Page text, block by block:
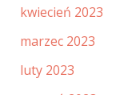
kwiecień 2023
marzec 2023
luty 2023